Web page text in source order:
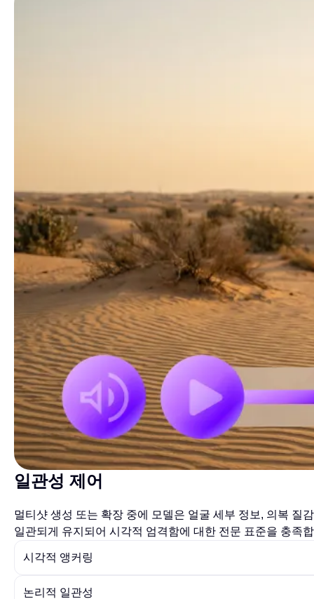
일관성 제어
멀티샷 생성 또는 확장 중에 모델은 얼굴 세부 정보, 의복 질
일관되게 유지되어 시각적 엄격함에 대한 전문 표준을 충족
시각적 앵커링
논리적 일관성